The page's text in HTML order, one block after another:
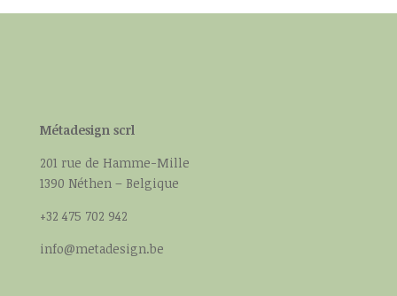
Métadesign scrl
201 rue de Hamme-Mille
1390 Néthen – Belgique
+32 475 702 942
info@metadesign.be